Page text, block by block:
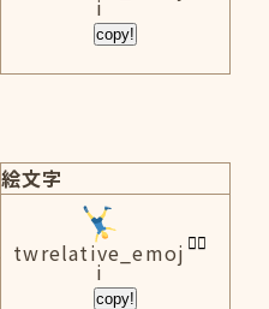
i
copy!
絵文字
twrelative_emoj
i
copy!